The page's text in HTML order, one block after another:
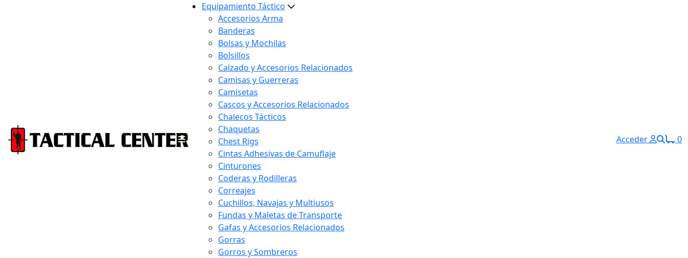
Equipamiento Táctico
Accesorios Arma
Banderas
Bolsas y Mochilas
Bolsillos
Calzado y Accesorios Relacionados
Camisas y Guerreras
Camisetas
Cascos y Accesorios Relacionados
Chalecos Tácticos
Chaquetas
Chest Rigs
Cintas Adhesivas de Camuflaje
Cinturones
Coderas y Rodilleras
Correajes
Cuchillos, Navajas y Multiusos
Fundas y Maletas de Transporte
Gafas y Accesorios Relacionados
Gorras
Gorros y Sombreros
Acceder 0